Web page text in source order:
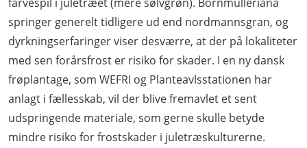
springer generelt tidligere ud end nordmannsgran, og
dyrkningserfaringer viser desværre, at der på lokaliteter
med sen forårsfrost er risiko for skader. I en ny dansk
frøplantage, som WEFRI og Planteavlsstationen har
anlagt i fællesskab, vil der blive fremavlet et sent
udspringende materiale, som gerne skulle betyde
mindre risiko for frostskader i juletræskulturerne.